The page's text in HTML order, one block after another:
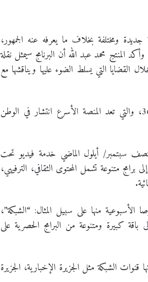
ومختلفة بخلاف ما يعرفه عنه الجمهور،
المنتج محمد عبد الله أن البرنامج سيمثل نقلة
القضايا التي يسلط الضوء عليها ويناقشها مع
وتبث أولى حلقات البرنامج الخميس حصرياً على منصة الجزيرة 360، والتي تعد المنصة الأسرع انتشار في الوطن
الإعلامية منصة “الجزيرة 360” في منتصف سبتمبر/ أيلول الماضي خدمة فيديو تحت
للشبكة منذ تأسيسها عام 1996، بالإضافة إلى برامج متنوعة تشمل المحتوى الثقافي، الترفيهي،
الأسبوعية منها على سبيل المثال: “الشبكة”،
كبيرة ومتنوعة من البرامج الحصرية على
البرامج التي أنتجتها قنوات الشبكة مثل الجزيرة الإخبارية، الجزيرة